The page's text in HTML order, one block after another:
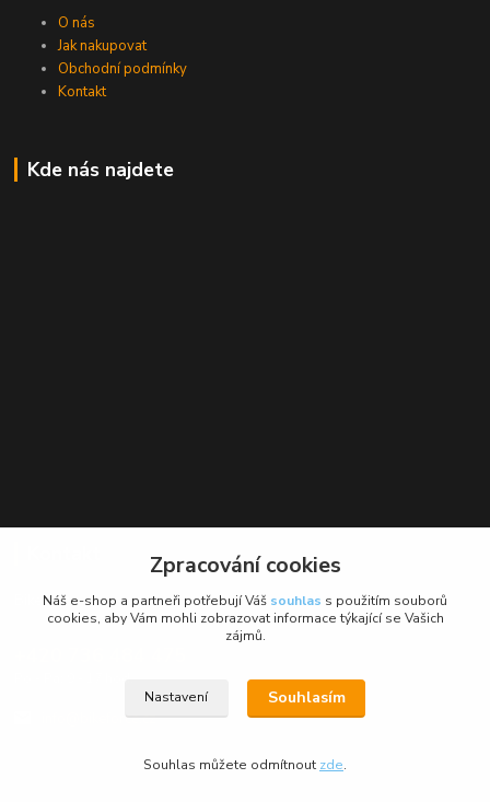
O nás
Jak nakupovat
Obchodní podmínky
Kontakt
Kde nás najdete
BikeForce.cz
info@bikeforce.cz
Zpracování cookies
Náš e-shop a partneři potřebují Váš souhlas s použitím souborů
cookies, aby Vám mohli zobrazovat informace týkající se Vašich
zájmů.
Nastavení Souhlasím
Souhlas můžete odmítnout zde.